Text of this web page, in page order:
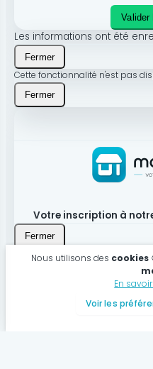
Valider
Les informations ont été
Fermer
Cette fonctionnalité n'est pas
Fermer
Votre inscription à
Fermer
Produit bien
Nous utilisons des cookies
En
Voir les